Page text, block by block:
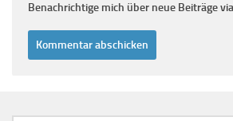
Benachrichtige mich über neue Beiträge